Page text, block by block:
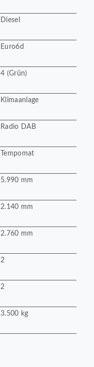
Diesel
Euro6d
4 (Grün)
Klimaanlage
Radio DAB
Tempomat
5.990 mm
2.140 mm
2.760 mm
2
2
3.500 kg